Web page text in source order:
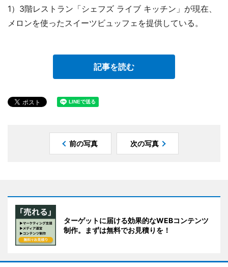
1）3階レストラン「シェフズ ライブ キッチン」が現在、
メロンを使ったスイーツビュッフェを提供している。
記事を読む
前の写真 次の写真
ターゲットに届ける効果的なWEBコンテンツ
制作。まずは無料でお見積りを！